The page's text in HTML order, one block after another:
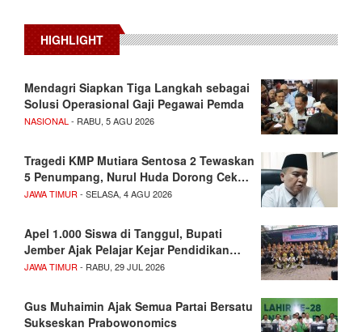
HIGHLIGHT
Mendagri Siapkan Tiga Langkah sebagai
Solusi Operasional Gaji Pegawai Pemda
NASIONAL - RABU, 5 AGU 2026
Tragedi KMP Mutiara Sentosa 2 Tewaskan
5 Penumpang, Nurul Huda Dorong Cek…
JAWA TIMUR - SELASA, 4 AGU 2026
Apel 1.000 Siswa di Tanggul, Bupati
Jember Ajak Pelajar Kejar Pendidikan…
JAWA TIMUR - RABU, 29 JUL 2026
Gus Muhaimin Ajak Semua Partai Bersatu
Sukseskan Prabowonomics